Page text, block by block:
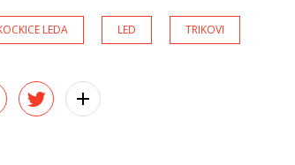
LEDA LED TRIKOVI